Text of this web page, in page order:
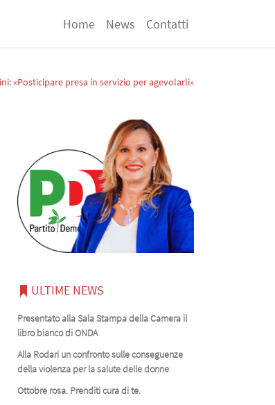
Home News Contatti
«Posticipare presa in servizio per agevolarli»
ULTIME NEWS
Presentato alla Sala Stampa della Camera il
libro bianco di ONDA
Alla Rodari un confronto sulle conseguenze
della violenza per la salute delle donne
Ottobre rosa. Prenditi cura di te.